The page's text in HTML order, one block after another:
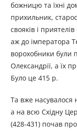
божницю та їхні
прихильник,
свояків і
аж до імператора
ворохобники були
Олександрії, а їх
Було це 415 р.
Та вже насувалося
а на всю Східну
(428-431) почав